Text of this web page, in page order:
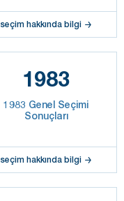
seçim hakkında bilgi
1983
1983 Genel Seçimi
Sonuçları
seçim hakkında bilgi